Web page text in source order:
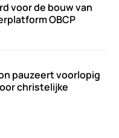
voor de bouw van
OBCP
pauzeert voorlopig
christelijke